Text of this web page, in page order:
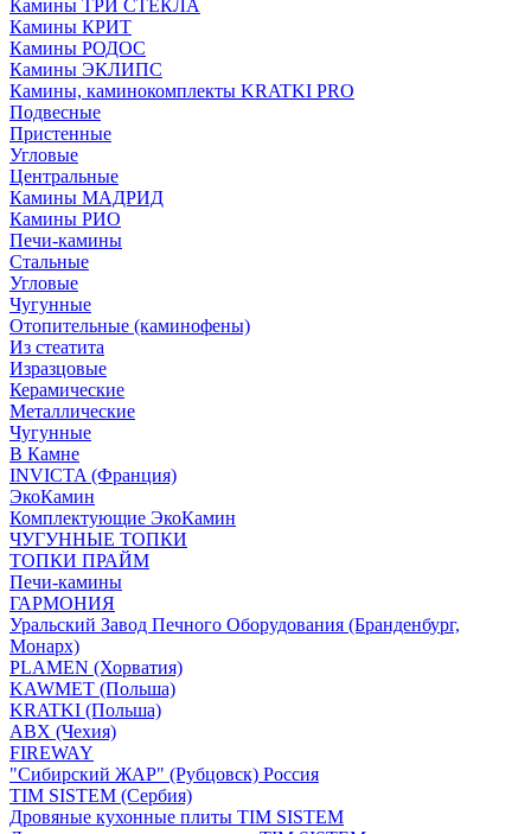
Камины ТРИ СТЕКЛА
Камины КРИТ
Камины РОДОС
Камины ЭКЛИПС
Камины, каминокомплекты KRATKI PRO
Подвесные
Пристенные
Угловые
Центральные
Камины МАДРИД
Камины РИО
Печи-камины
Стальные
Угловые
Чугунные
Отопительные (каминофены)
Из стеатита
Изразцовые
Керамические
Металлические
Чугунные
В Камне
INVICTA (Франция)
ЭкоКамин
Комплектующие ЭкоКамин
ЧУГУННЫЕ ТОПКИ
ТОПКИ ПРАЙМ
Печи-камины
ГАРМОНИЯ
Уральский Завод Печного Оборудования (Бранденбург,
Монарх)
PLAMEN (Хорватия)
KAWMET (Польша)
KRATKI (Польша)
ABX (Чехия)
FIREWAY
"Сибирский ЖАР" (Рубцовск) Россия
TIM SISTEM (Сербия)
Дровяные кухонные плиты TIM SISTEM